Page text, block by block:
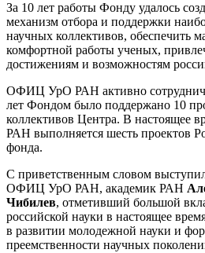
За 10 лет работы Фонду удалось
механизм отбора и поддержки
научных коллективов, обеспечить
комфортной работы ученых,
достижениям и возможностям
ОФИЦ УрО РАН активно
лет Фондом было поддержано 10
коллективов Центра. В настоящее
РАН выполняется шесть проектов
фонда.
С приветственным словом
ОФИЦ УрО РАН, академик РАН
Чибилев, отметивший большой
российской науки в настоящее
в развитии молодежной науки и
преемственности научных